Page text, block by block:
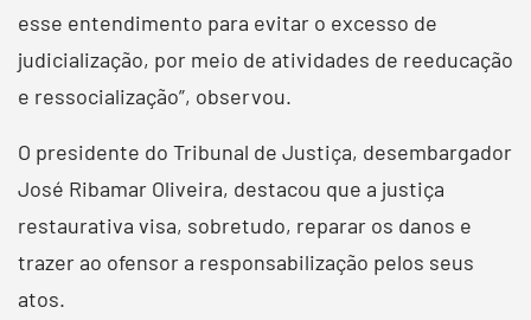
esse entendimento para evitar o excesso de
judicialização, por meio de atividades de reeducação
e ressocialização”, observou.
O presidente do Tribunal de Justiça, desembargador
José Ribamar Oliveira, destacou que a justiça
restaurativa visa, sobretudo, reparar os danos e
trazer ao ofensor a responsabilização pelos seus
atos.